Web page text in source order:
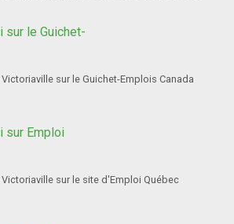
sur le Guichet-Emplois Canada
sur le site d'Emploi Québec